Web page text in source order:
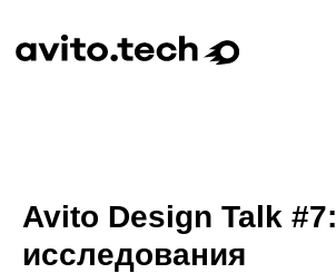
Avito Design Talk #7:
исследования